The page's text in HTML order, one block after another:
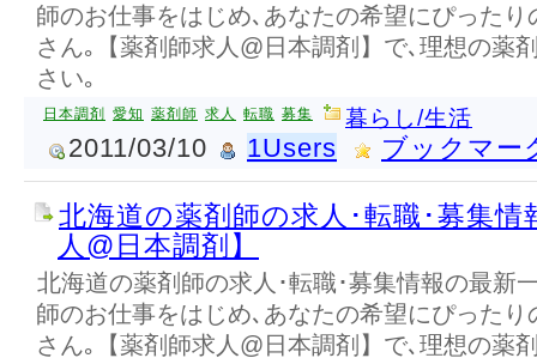
師のお仕事をはじめ､あなたの希望にぴった
さん｡【薬剤師求人@日本調剤】で､理想の薬
さい｡
日本調剤 愛知 薬剤師 求人 転職 募集 暮らし/生活
2011/03/10 1Users ブックマー
北海道の薬剤師の求人･転職･募集情
人@日本調剤】
北海道の薬剤師の求人･転職･募集情報の最新
師のお仕事をはじめ､あなたの希望にぴった
さん｡【薬剤師求人@日本調剤】で､理想の薬